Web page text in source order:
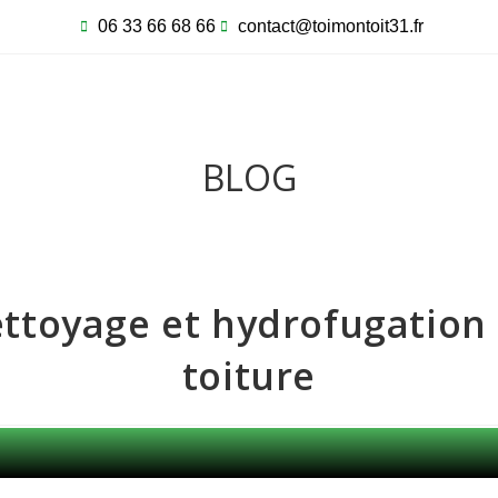
06 33 66 68 66 contact@toimontoit31.fr
BLOG
et hydrofugation
toiture